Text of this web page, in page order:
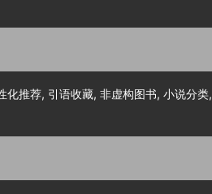
推荐, 引语收藏, 非虚构图书, 小说分类